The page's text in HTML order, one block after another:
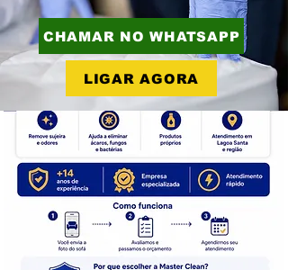
CHAMAR NO WHATSAPP
LIGAR AGORA